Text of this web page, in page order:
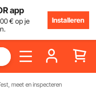
app
€ op je
Installeren
meet en inspecteren